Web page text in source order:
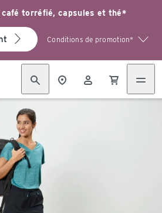
torréfié, capsules et thé*
Conditions de promotion*